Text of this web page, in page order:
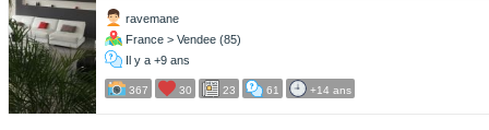
ravemane
France > Vendee (85)
Il y a +9 ans
367 30 23 61 +14 ans